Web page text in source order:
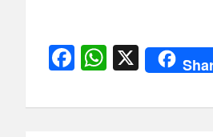
F
ce
W
at
X